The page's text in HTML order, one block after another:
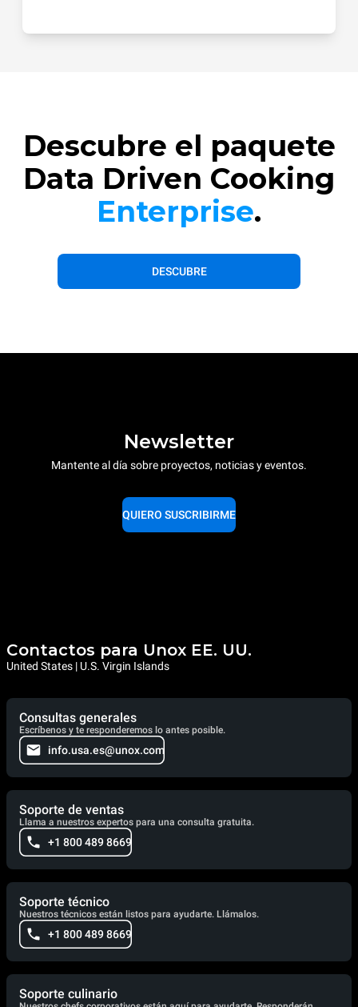
Descubre el paquete
Data Driven Cooking
Enterprise.
DESCUBRE
Newsletter
Mantente al día sobre proyectos, noticias y eventos.
QUIERO SUSCRIBIRME
Contactos para Unox EE. UU.
United States | U.S. Virgin Islands
Consultas generales
Escríbenos y te responderemos lo antes posible.
info.usa.es@unox.com
Soporte de ventas
Llama a nuestros expertos para una consulta gratuita.
+1 800 489 8669
Soporte técnico
Nuestros técnicos están listos para ayudarte. Llámalos.
+1 800 489 8669
Soporte culinario